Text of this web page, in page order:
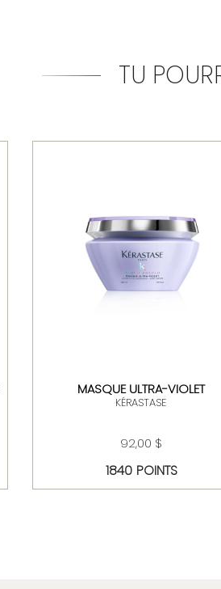
TU
MASQUE ULTRA-VIOLET
KÉRASTASE
92,00 $
1840 POINTS